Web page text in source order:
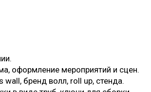
оформление мероприятий и сцен.
бренд волл, roll up, стенда.